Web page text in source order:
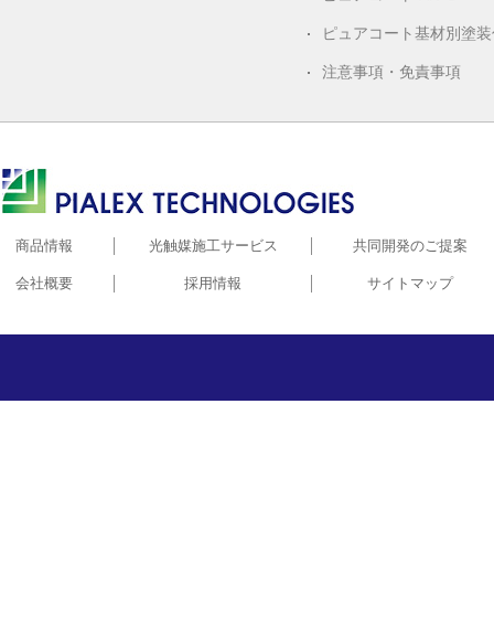
ピュアコート基材別塗
注意事項・免責事項
商品情報 光触媒施工サービス 共同開発のご提案
会社概要 採用情報 サイトマップ